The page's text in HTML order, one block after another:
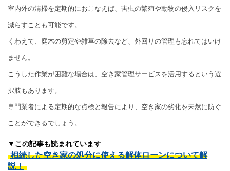
室内外の清掃を定期的におこなえば、害虫の繁殖や動物の侵入リスクを
減らすことも可能です。
くわえて、庭木の剪定や雑草の除去など、外回りの管理も忘れてはいけ
ません。
こうした作業が困難な場合は、空き家管理サービスを活用するという選
択肢もあります。
専門業者による定期的な点検と報告により、空き家の劣化を未然に防ぐ
ことができるでしょう。
▼この記事も読まれています
相続した空き家の処分に使える解体ローンについて解
説！